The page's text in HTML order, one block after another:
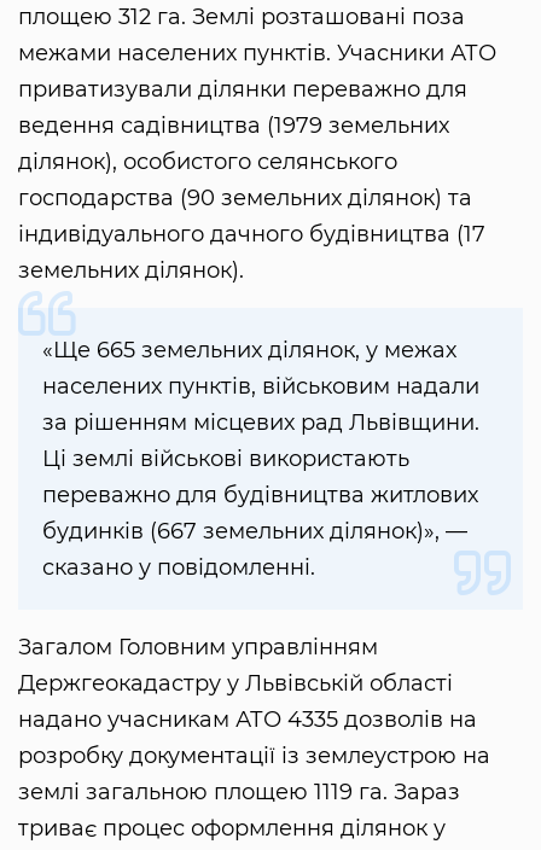
площею 312 га. Землі розташовані поза
межами населених пунктів. Учасники АТО
приватизували ділянки переважно для
ведення садівництва (1979 земельних
ділянок), особистого селянського
господарства (90 земельних ділянок) та
індивідуального дачного будівництва (17
земельних ділянок).
«Ще 665 земельних ділянок, у межах
населених пунктів, військовим надали
за рішенням місцевих рад Львівщини.
Ці землі військові використають
переважно для будівництва житлових
будинків (667 земельних ділянок)», —
сказано у повідомленні.
Загалом Головним управлінням
Держгеокадастру у Львівській області
надано учасникам АТО 4335 дозволів на
розробку документації із землеустрою на
землі загальною площею 1119 га. Зараз
триває процес оформлення ділянок у